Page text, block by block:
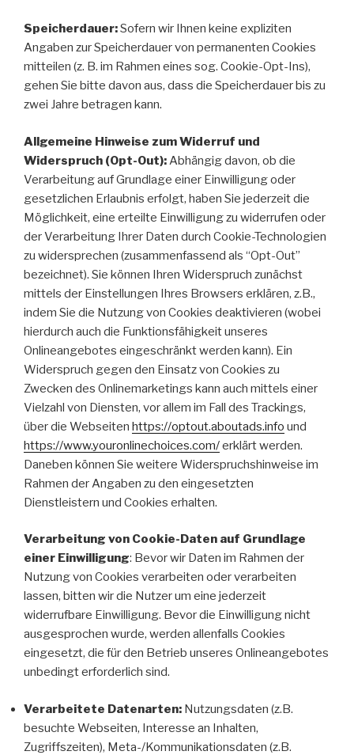
Speicherdauer:Sofern wir Ihnen keine expliziten
Angaben zur Speicherdauer von permanenten Cookies
mitteilen (z. B. im Rahmen eines sog. Cookie-Opt-Ins),
gehen Sie bitte davon aus, dass die Speicherdauer bis zu
zwei Jahre betragen kann.
Allgemeine Hinweise zum Widerruf und
Widerspruch (Opt-Out): Abhängig davon, ob die
Verarbeitung auf Grundlage einer Einwilligung oder
gesetzlichen Erlaubnis erfolgt, haben Sie jederzeit die
Möglichkeit, eine erteilte Einwilligung zu widerrufen oder
der Verarbeitung Ihrer Daten durch Cookie-Technologien
zu widersprechen (zusammenfassend als “Opt-Out”
bezeichnet). Sie können Ihren Widerspruch zunächst
mittels der Einstellungen Ihres Browsers erklären, z.B.,
indem Sie die Nutzung von Cookies deaktivieren (wobei
hierdurch auch die Funktionsfähigkeit unseres
Onlineangebotes eingeschränkt werden kann). Ein
Widerspruch gegen den Einsatz von Cookies zu
Zwecken des Onlinemarketings kann auch mittels einer
Vielzahl von Diensten, vor allem im Fall des Trackings,
über die Webseiten https://optout.aboutads.info und
https://www.youronlinechoices.com/erklärt werden.
Daneben können Sie weitere Widerspruchshinweise im
Rahmen der Angaben zu den eingesetzten
Dienstleistern und Cookies erhalten.
Verarbeitung von Cookie-Daten auf Grundlage
einer Einwilligung: Bevor wir Daten im Rahmen der
Nutzung von Cookies verarbeiten oder verarbeiten
lassen, bitten wir die Nutzer um eine jederzeit
widerrufbare Einwilligung. Bevor die Einwilligung nicht
ausgesprochen wurde, werden allenfalls Cookies
eingesetzt, die für den Betrieb unseres Onlineangebotes
unbedingt erforderlich sind.
Verarbeitete Datenarten: Nutzungsdaten (z.B.
besuchte Webseiten, Interesse an Inhalten,
Zugriffszeiten), Meta-/Kommunikationsdaten (z.B.